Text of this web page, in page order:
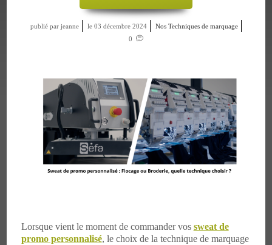
publié par jeanne le 03 décembre 2024
Nos Techniques de marquage
0
Lorsque vient le moment de commander vos sweat de
promo personnalisé, le choix de la technique de marquage